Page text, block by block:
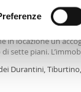
elaborati i tuoi
il tuo
arredato
in locazione un
sette piani.
La cucina, semi
Durantini, Tiburtino,